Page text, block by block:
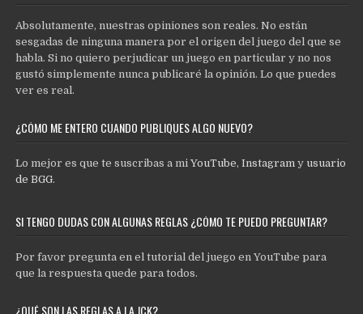
Absolutamente, nuestras opiniones son reales. No están
sesgadas de ninguna manera por el origen del juego del que se
habla. Si no quiero perjudicar un juego en particular y no nos
gustó simplemente nunca publicaré la opinión. Lo que puedes
ver es real.
¿CÓMO ME ENTERO CUANDO PUBLIQUES ALGO NUEVO?
Lo mejor es que te suscribas a miYouTube,Instagram y usuario
de BGG.
SI TENGO DUDAS CON ALGUNAS REGLAS ¿CÓMO TE PUEDO PREGUNTAR?
Por favor pregunta en el tutorial del juego en YouTube para
que la respuesta quede para todos.
¿QUÉ SON LAS REGLAS A LA JCK?